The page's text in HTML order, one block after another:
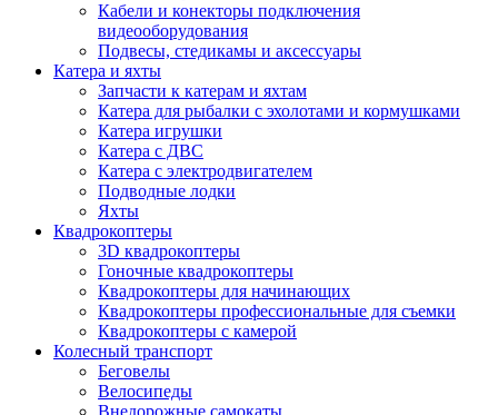
Кабели и конекторы подключения
видеооборудования
Подвесы, стедикамы и аксессуары
Катера и яхты
Запчасти к катерам и яхтам
Катера для рыбалки с эхолотами и кормушками
Катера игрушки
Катера с ДВС
Катера с электродвигателем
Подводные лодки
Яхты
Квадрокоптеры
3D квадрокоптеры
Гоночные квадрокоптеры
Квадрокоптеры для начинающих
Квадрокоптеры профессиональные для съемки
Квадрокоптеры с камерой
Колесный транспорт
Беговелы
Велосипеды
Внедорожные самокаты